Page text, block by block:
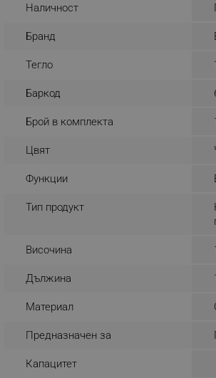
Наличност
Бранд
Тегло
Баркод
Брой в комплекта
Цвят
Функции
Тип продукт
Височина
Дължина
Материал
Предназначен за
Капацитет